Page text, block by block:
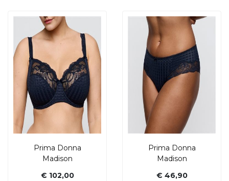
Prima Donna
Madison
€ 102,00
Prima Donna
Madison
€ 46,90